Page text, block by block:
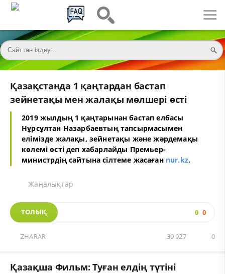
Қазақстанда 1 қаңтардан бастап
зейнетақы мен жалақы мөлшері өсті
2019 жылдың 1 қаңтарынан бастап елбасы
Нұрсұлтан Назарбаевтың тапсырмасымен
елімізде жалақы, зейнетақы және жәрдемақы
көлемі өсті деп хабарлайды Премьер-
министрдің сайтына сілтеме жасаған nur.kz.
Жаңалықтар
ТОЛЫҚ 0 0
ZHARAR 0
39 927
Қазақша Фильм: Туған елдің түтіні